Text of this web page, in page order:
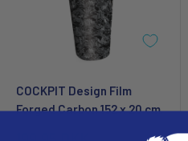
COCKPIT Design Film
Forged Carbon 152 x 20 cm.